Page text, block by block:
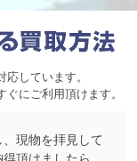
しています。
にご利用頂けます。
現物を拝見して
頂けましたら、